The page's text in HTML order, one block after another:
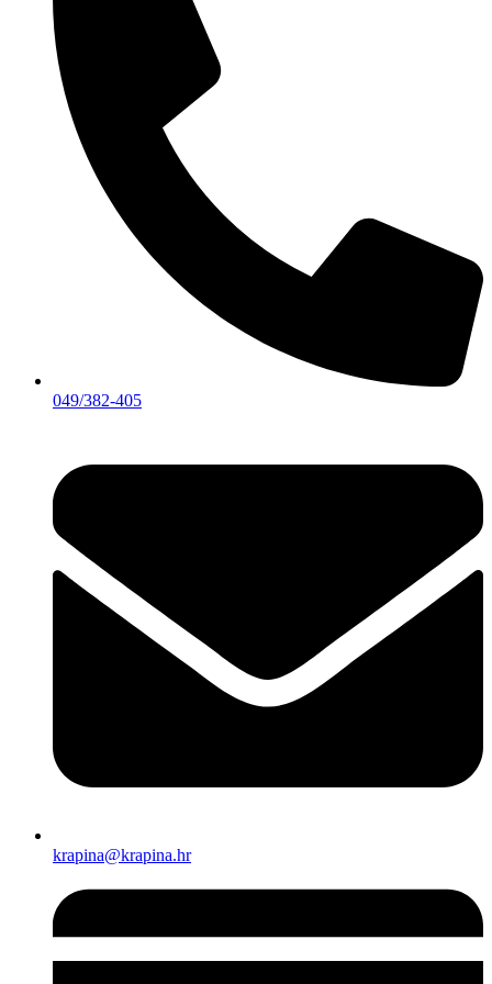
049/382-405
krapina@krapina.hr